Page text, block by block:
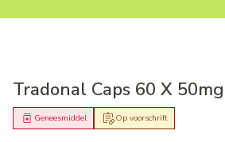
Tradonal Caps 60 X 50mg
Op voorschrift
Geneesmiddel